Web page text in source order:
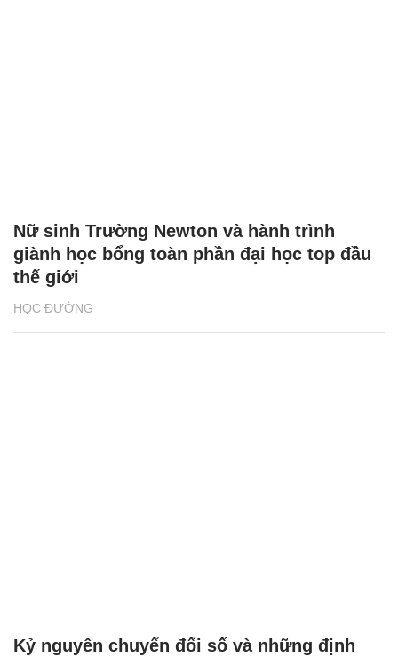
HỌC ĐƯỜNG
Nữ sinh Trường Newton và hành trình
giành học bổng toàn phần đại học top đầu
thế giới
Kỷ nguyên chuyển đổi số và những định